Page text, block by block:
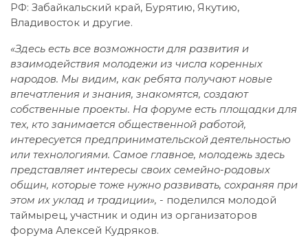
РФ: Забайкальский край, Бурятию, Якутию,
Владивосток и другие.
«Здесь есть все возможности для развития и
взаимодействия молодежи из числа коренных
народов. Мы видим, как ребята получают новые
впечатления и знания, знакомятся, создают
собственные проекты. На форуме есть площадки для
тех, кто занимается общественной работой,
интересуется предпринимательской деятельностью
или технологиями. Самое главное, молодежь здесь
представляет интересы своих семейно-родовых
общин, которые тоже нужно развивать, сохраняя при
этом их уклад и традиции», - поделился молодой
таймырец, участник и один из организаторов
форума Алексей Кудряков.